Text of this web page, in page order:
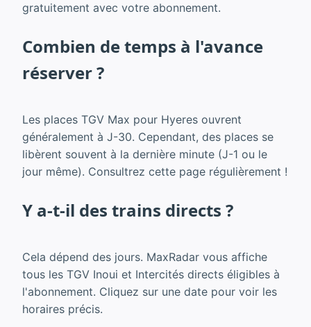
gratuitement avec votre abonnement.
Combien de temps à l'avance
réserver ?
Les places TGV Max pour Hyeres ouvrent
généralement à J-30. Cependant, des places se
libèrent souvent à la dernière minute (J-1 ou le
jour même). Consultrez cette page régulièrement !
Y a-t-il des trains directs ?
Cela dépend des jours. MaxRadar vous affiche
tous les TGV Inoui et Intercités directs éligibles à
l'abonnement. Cliquez sur une date pour voir les
horaires précis.